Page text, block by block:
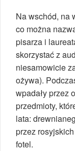
Na wschód, na
co można
pisarza i
skorzystać z
niesamowicie
ożywa).
wpadały przez
przedmioty,
lata:
przez
fotel.